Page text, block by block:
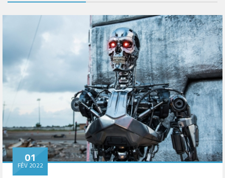
01
FÉV 2022